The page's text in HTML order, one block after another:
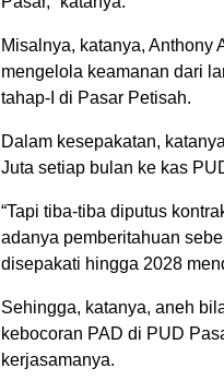
Misalnya, katanya, Anthony
mengelola keamanan dari
tahap-I di Pasar Petisah.
Dalam kesepakatan,
Juta setiap bulan ke kas
“Tapi tiba-tiba diputus
adanya pemberitahuan
disepakati hingga 2028
Sehingga, katanya, aneh
kebocoran PAD di PUD
kerjasamanya.